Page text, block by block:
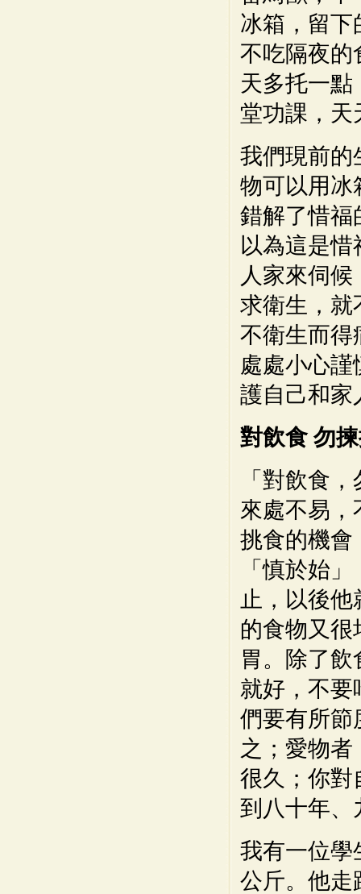
冰箱，留
不吃隔夜的
天多托一
堂功課，天
我們現前的
物可以用冰
錯解了惜福
以為這是
人家來伺
求衛生，就
不衛生而得
處處小心
護自己和家
對飲食 勿
「對飲食
來處不易
挑食的機會
「慎於始
止，以後
的食物又
胃。除了
就好，不要
們要有所節
之；愛物
很久；你對
到八十年、
我有一位學
公斤。他走